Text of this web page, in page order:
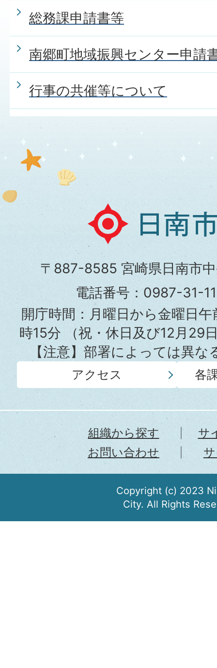
住民票について
印鑑証明（印鑑登録）につい
マイナンバーについて
国民年金について
パスポートについて
証明書について
総務課申請書等
南郷町地域振興センター申請
行事の共催等について
日
南
市
役
所
〒887-8585 宮崎県日南市
電話番号：0987-31-
開庁時間：月曜日から金曜日
時15分（祝・休日及び12月29
【注意】部署によっては異
アクセス 各
組織から探す
サ
お問い合わせ
Copyright (c) 2023
City. All Rights